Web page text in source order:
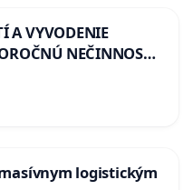
A VYVODENIE
NEČINNOSŤ
logistickým